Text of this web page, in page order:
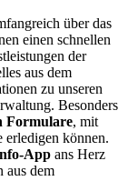
über das
einen schnellen
der
aus dem
zu unseren
Besonders
Formulare, mit
erledigen können.
App ans Herz
aus dem